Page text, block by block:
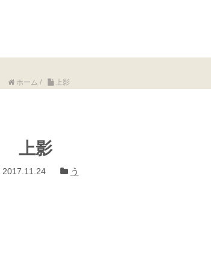
ホーム / 上影
上影
2017.11.24 う